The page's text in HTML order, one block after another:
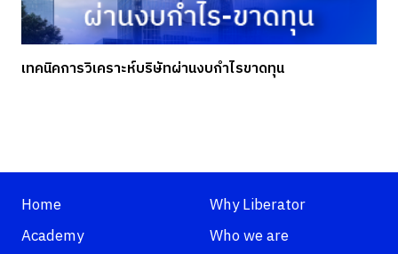
เทคนิคการวิเคราะห์บริษัทผ่านงบกำไรขาดทุน
Home
Academy
Why Liberator
Who we are